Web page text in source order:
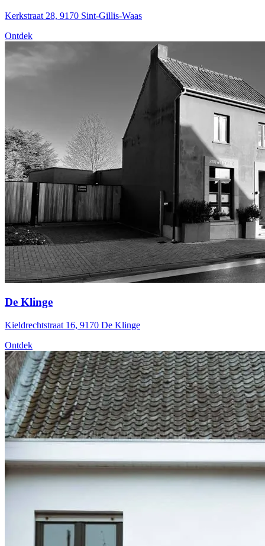
Kerkstraat 28, 9170 Sint-Gillis-Waas
Ontdek
De Klinge
Kieldrechtstraat 16, 9170 De Klinge
Ontdek